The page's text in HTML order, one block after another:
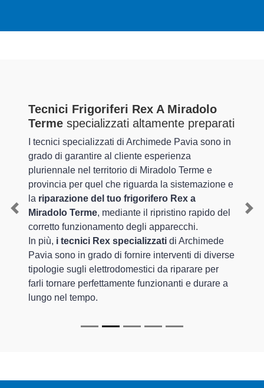
Tecnici Frigoriferi Rex A Miradolo
Terme specializzati altamente preparati
I tecnici specializzati di Archimede Pavia sono in
grado di garantire al cliente esperienza
pluriennale nel territorio di Miradolo Terme e
provincia per quel che riguarda la sistemazione e
la riparazione del tuo frigorifero Rex a
Miradolo Terme, mediante il ripristino rapido del
corretto funzionamento degli apparecchi.
In più, i tecnici Rex specializzati di Archimede
Pavia sono in grado di fornire interventi di diverse
tipologie sugli elettrodomestici da riparare per
farli tornare perfettamente funzionanti e durare a
lungo nel tempo.
Previous